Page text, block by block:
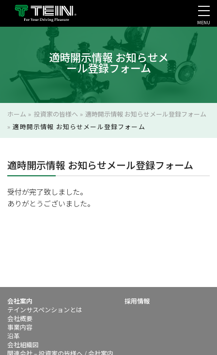
会社案内・採用・IR
MENU
適時開示情報 お知らせメ
ール登録フォーム
ホーム » 投資家の皆様へ »適時開示情報 お知らせメール登録フォーム
»適時開示情報 お知らせメール登録フォーム
適時開示情報 お知らせメール登録フォーム
受付が完了致しました。
ありがとうございました。
会社案内
テインサスペンションとは
会社概要
事業内容
沿革
会社組織図
採用情報